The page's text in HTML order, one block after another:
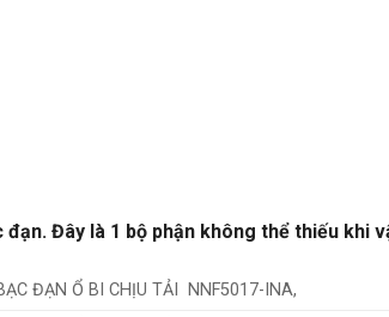
Đây là 1 bộ phận không thể thiếu khi
ĐẠN Ổ BI CHỊU TẢI NNF5017-INA,